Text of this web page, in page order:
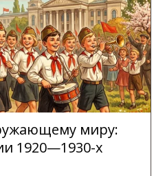
миру:
1920—1930-х